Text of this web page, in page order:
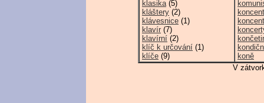
klasika(5)
kláštery (2)
klávesnice (1)
klavír (7)
klavírní (2)
klíč k určování (1)
klíče (9)
koně
V